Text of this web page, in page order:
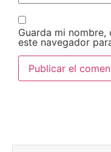
Guarda mi
este navegador